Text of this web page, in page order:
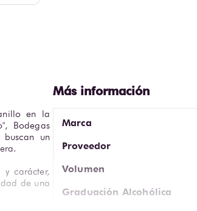
en la
Bodegas
un
carácter,
de una
Marca
Proveedor
Volumen
Graduación Alcohólica